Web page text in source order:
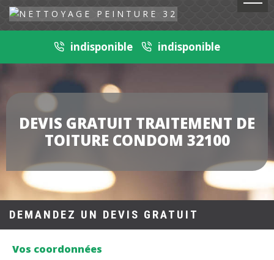
indisponible indisponible
DEVIS GRATUIT TRAITEMENT DE
TOITURE CONDOM 32100
DEMANDEZ UN DEVIS GRATUIT
Vos coordonnées